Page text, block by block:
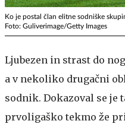
Ko je postal član elitne sodniške
Foto: Guliverimage/Getty Images
Ljubezen in strast do
a v nekoliko drugačni
sodnik. Dokazoval se je
prvoligaško tekmo že